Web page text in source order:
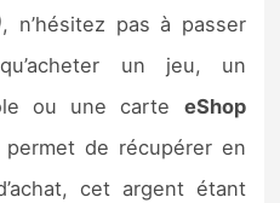
, n’hésitez pas à passer
un jeu, un
ou une carte eShop
de récupérer en
cet argent étant